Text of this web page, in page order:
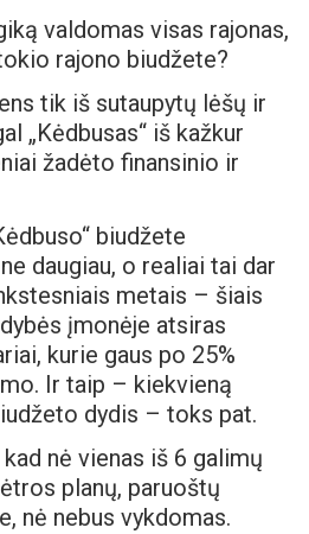
valdomas visas rajonas,
rajono biudžete?
tik iš sutaupytų lėšų ir
„Kėdbusas“ iš kažkur
žadėto finansinio ir
biudžete
daugiau, o realiai tai dar
metais – šiais
įmonėje atsiras
kurie gaus po 25%
Ir taip – kiekvieną
dydis – toks pat.
nė vienas iš 6 galimų
planų, paruoštų
nė nebus vykdomas.